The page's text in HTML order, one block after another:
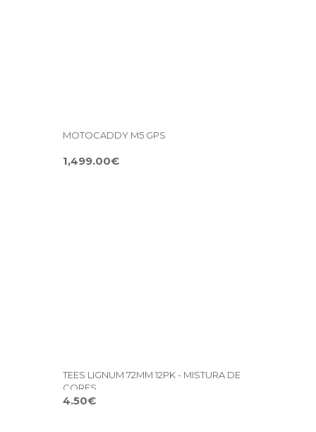
MOTOCADDY M5 GPS
1,499.00€
TEES LIGNUM 72MM 12PK - MISTURA DE
CORES
4.50€